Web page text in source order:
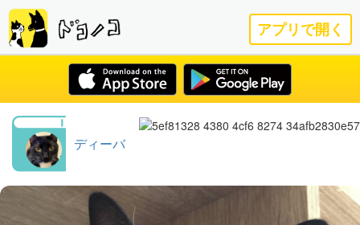
アプリで開く
ディーバ